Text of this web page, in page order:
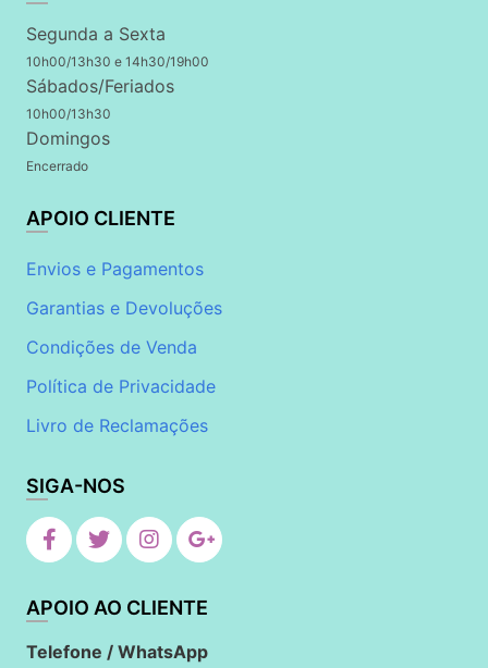
Segunda a Sexta
10h00/13h30 e 14h30/19h00
Sábados/Feriados
10h00/13h30
Domingos
Encerrado
APOIO CLIENTE
Envios e Pagamentos
Garantias e Devoluções
Condições de Venda
Política de Privacidade
Livro de Reclamações
SIGA-NOS
APOIO AO CLIENTE
Telefone / WhatsApp